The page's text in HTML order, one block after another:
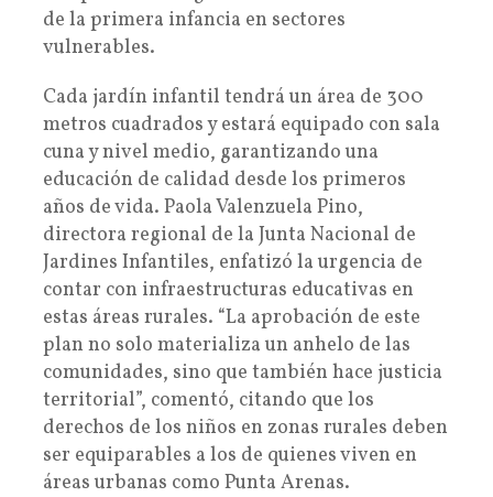
de la primera infancia en sectores
vulnerables.
Cada jardín infantil tendrá un área de 300
metros cuadrados y estará equipado con sala
cuna y nivel medio, garantizando una
educación de calidad desde los primeros
años de vida. Paola Valenzuela Pino,
directora regional de la Junta Nacional de
Jardines Infantiles, enfatizó la urgencia de
contar con infraestructuras educativas en
estas áreas rurales. “La aprobación de este
plan no solo materializa un anhelo de las
comunidades, sino que también hace justicia
territorial”, comentó, citando que los
derechos de los niños en zonas rurales deben
ser equiparables a los de quienes viven en
áreas urbanas como Punta Arenas.